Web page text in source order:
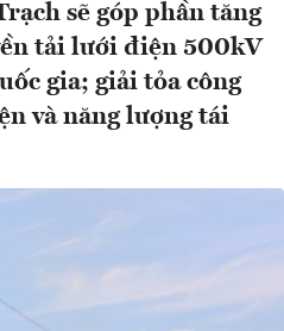
sẽ góp phần tăng
tải lưới điện 500kV
gia; giải tỏa công
và năng lượng tái